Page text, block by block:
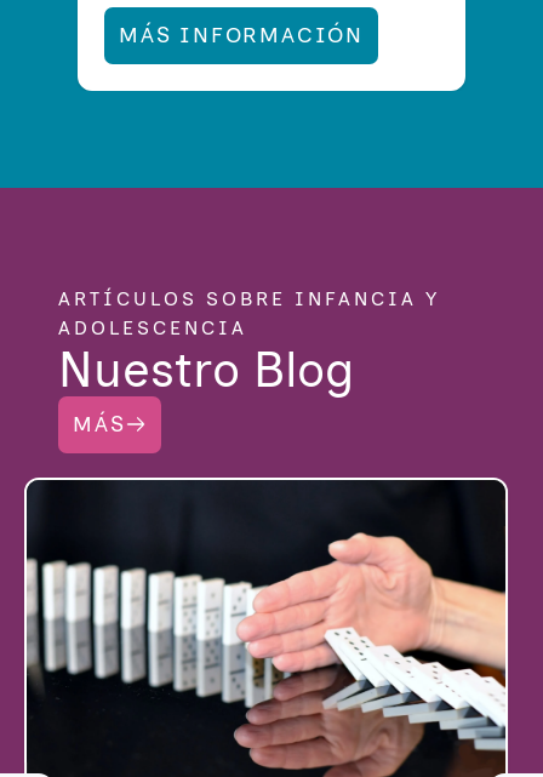
MÁS INFORMACIÓN
ARTÍCULOS SOBRE INFANCIA Y
ADOLESCENCIA
Nuestro Blog
MÁS